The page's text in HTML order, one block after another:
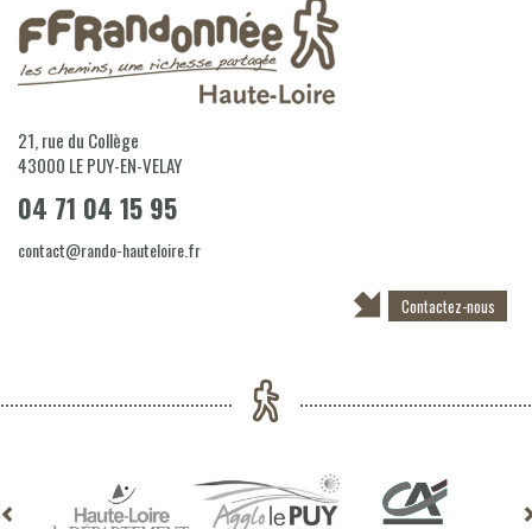
21, rue du Collège
43000 LE PUY-EN-VELAY
04 71 04 15 95
contact@rando-hauteloire.fr
Contactez-nous